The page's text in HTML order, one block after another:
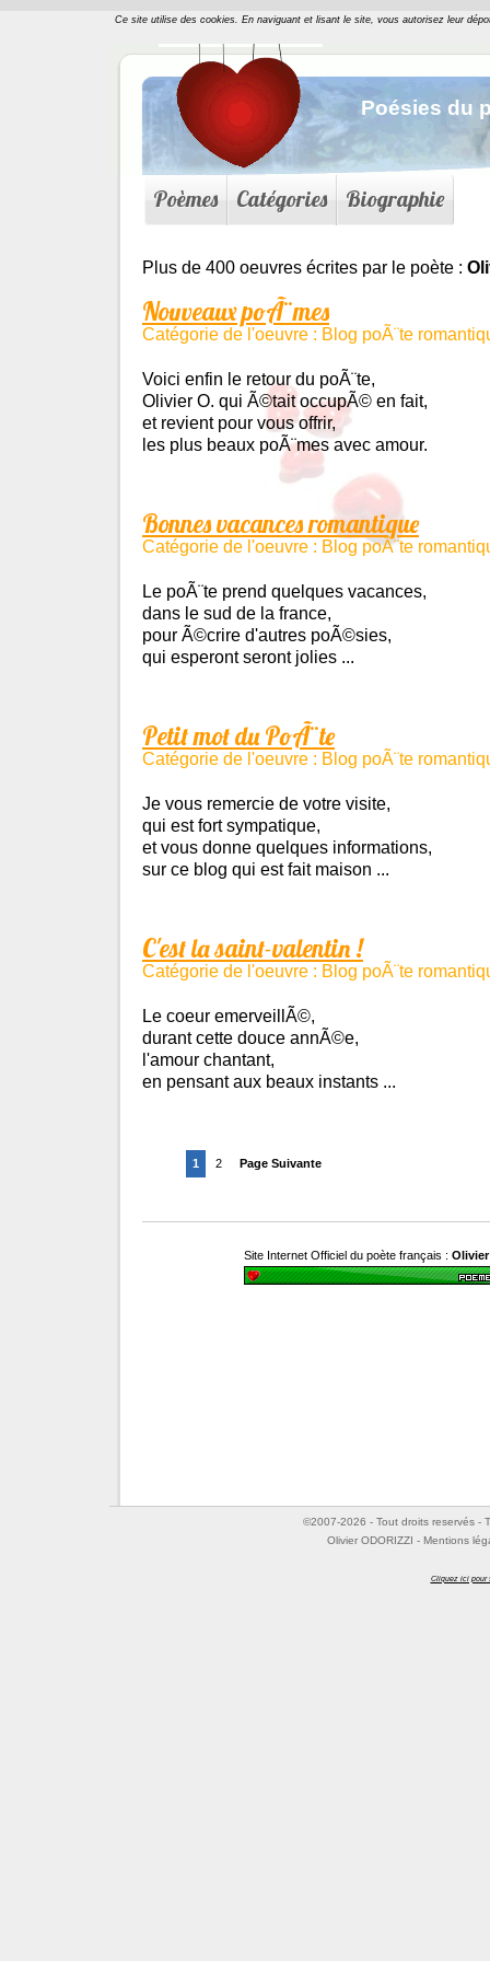
Ce site utilise des cookies. En naviguant et lisant le site, vous autorisez leur
Poésies du
Poèmes Catégories Biographie
Plus de 400 oeuvres écrites par le poète :
Nouveaux poÃ¨mes
Catégorie de l'oeuvre : Blog poÃ¨te
Voici enfin le retour du poÃ¨te,
Olivier O. qui Ã©tait occupÃ© en fait,
et revient pour vous offrir,
les plus beaux poÃ¨mes avec amour.
Bonnes vacances romantique
Catégorie de l'oeuvre : Blog poÃ¨te
Le poÃ¨te prend quelques vacances,
dans le sud de la france,
pour Ã©crire d'autres poÃ©sies,
qui esperont seront jolies ...
Petit mot du PoÃ¨te
Catégorie de l'oeuvre : Blog poÃ¨te
Je vous remercie de votre visite,
qui est fort sympatique,
et vous donne quelques informations,
sur ce blog qui est fait maison ...
C'est la saint-valentin !
Catégorie de l'oeuvre : Blog poÃ¨te
Le coeur emerveillÃ©,
durant cette douce annÃ©e,
l'amour chantant,
en pensant aux beaux instants ...
1 2 Page Suivante
Site Internet Officiel du poète français : Olivier
©2007-2026 - Tout droits reservés -
Olivier ODORIZZI - Mentions
Cliquez ici pour